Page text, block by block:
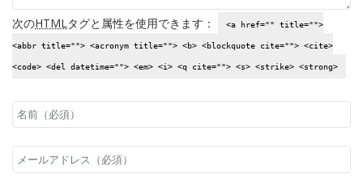
次のHTML タグと属性を使用できます： <a href="" title="">
<abbr title=""> <acronym title=""> <b> <blockquote cite=""> <cite>
<code> <del datetime=""> <em> <i> <q cite=""> <s> <strike> <strong>